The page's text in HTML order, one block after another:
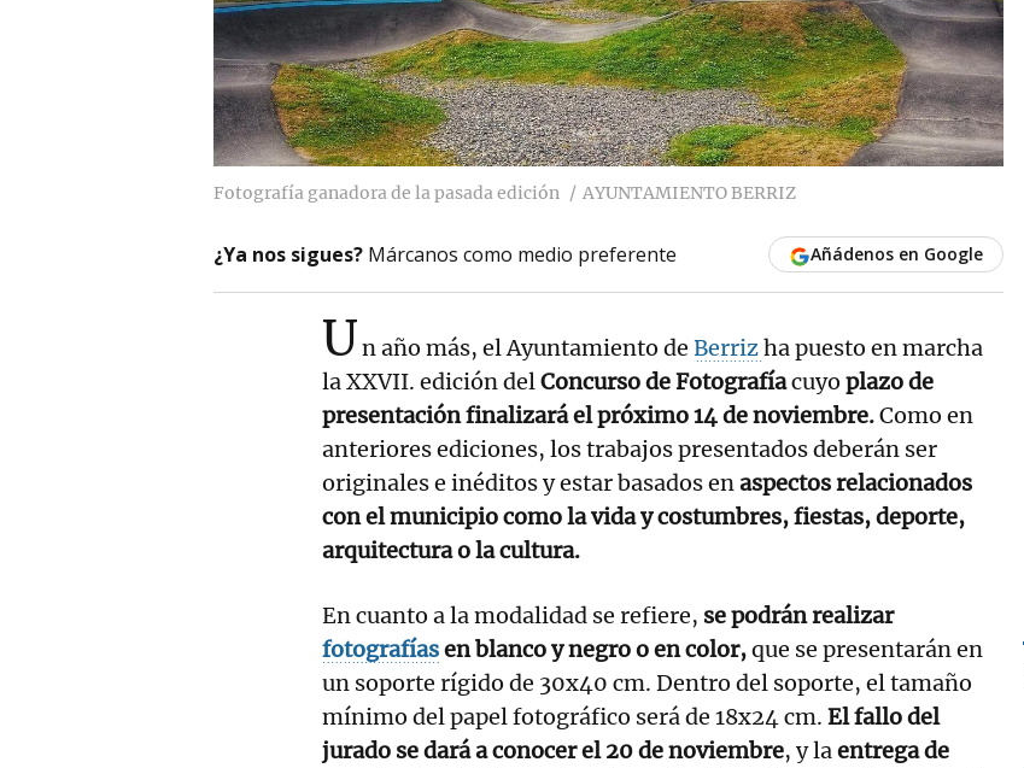
Fotografía ganadora de la pasada edición AYUNTAMIENTO BERRIZ
¿Ya nos sigues? Márcanos como medio preferente Añádenos en Google
Un año más, el Ayuntamiento de Berrizha puesto en marcha
la XXVII. edición delConcurso de Fotografíacuyo plazo de
presentación finalizará el próximo 14 de noviembre.Como en
anteriores ediciones, los trabajos presentados deberán ser
originales e inéditos y estar basados enaspectos relacionados
con el municipio como la vida y costumbres, fiestas, deporte,
arquitectura o la cultura.
En cuanto a la modalidad se refiere, se podrán realizar
fotografíasen blanco y negro o en color,que se presentarán en
un soporte rígido de 30x40 cm. Dentro del soporte, el tamaño
mínimo del papel fotográfico será de 18x24 cm. El fallo del
jurado se dará a conocer el 20 de noviembre, y laentrega de